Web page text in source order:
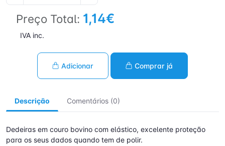
Preço Total: 1,14€
IVA inc.
Adicionar Comprar já
Descrição Comentários (0)
Dedeiras em couro bovino com elástico, excelente proteção
para os seus dados quando tem de polir.